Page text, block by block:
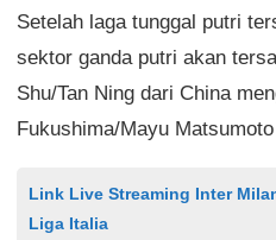
Setelah laga tunggal putri
sektor ganda putri akan
Shu/Tan Ning dari China
Fukushima/Mayu
Link Live Streaming Inter
Liga Italia